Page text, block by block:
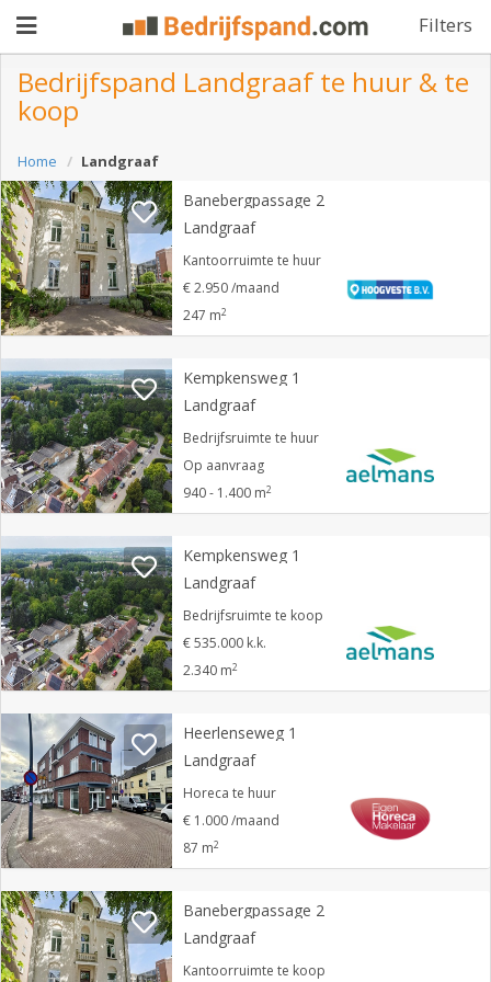
Filters
Pand
aanbieden
Pand
zoeken
Waarom
adverteren
Premium
adverteren
Registreren
Login
Bedrijfspand Landgraaf te huur & te
koop
Home Landgraaf
Banebergpassage 2
Landgraaf
Kantoorruimte te huur
€ 2.950 /maand
247 m2
Kempkensweg 1
Landgraaf
Bedrijfsruimte te huur
Op aanvraag
940 - 1.400 m2
Kempkensweg 1
Landgraaf
Bedrijfsruimte te koop
€ 535.000 k.k.
2.340 m2
Heerlenseweg 1
Landgraaf
Horeca te huur
€ 1.000 /maand
87 m2
Banebergpassage 2
Landgraaf
Kantoorruimte te koop